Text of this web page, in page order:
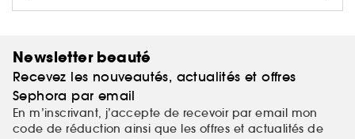
Newsletter beauté
Recevez les nouveautés, actualités et offres
Sephora par email
En m’inscrivant, j’accepte de recevoir par email mon
code de réduction ainsi que les offres et actualités de